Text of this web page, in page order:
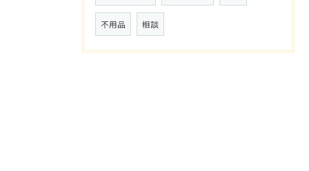
不用品 相談